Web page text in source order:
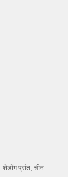
प्रांत, चीन